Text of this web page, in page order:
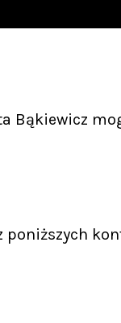
Bąkiewicz
poniższych